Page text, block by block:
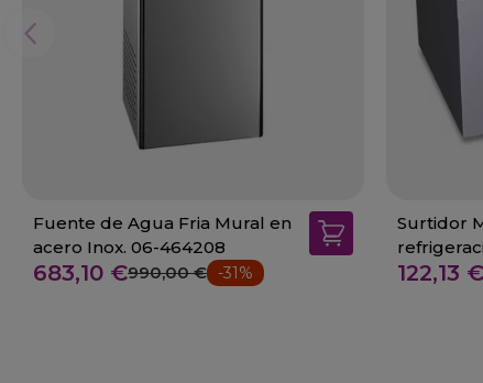
Fuente de Agua Fria Mural en
acero Inox. 06-464208
683,10 €990,00 € -31%
Surtidor
122,13 €